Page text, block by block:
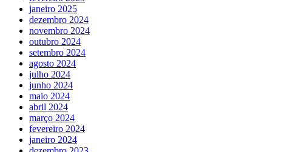
janeiro 2025
dezembro 2024
novembro 2024
outubro 2024
setembro 2024
agosto 2024
julho 2024
junho 2024
maio 2024
abril 2024
março 2024
fevereiro 2024
janeiro 2024